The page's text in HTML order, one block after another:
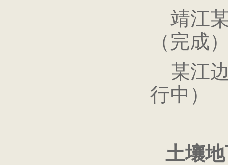
靖江某
（完成
某江边
行中）
土壤